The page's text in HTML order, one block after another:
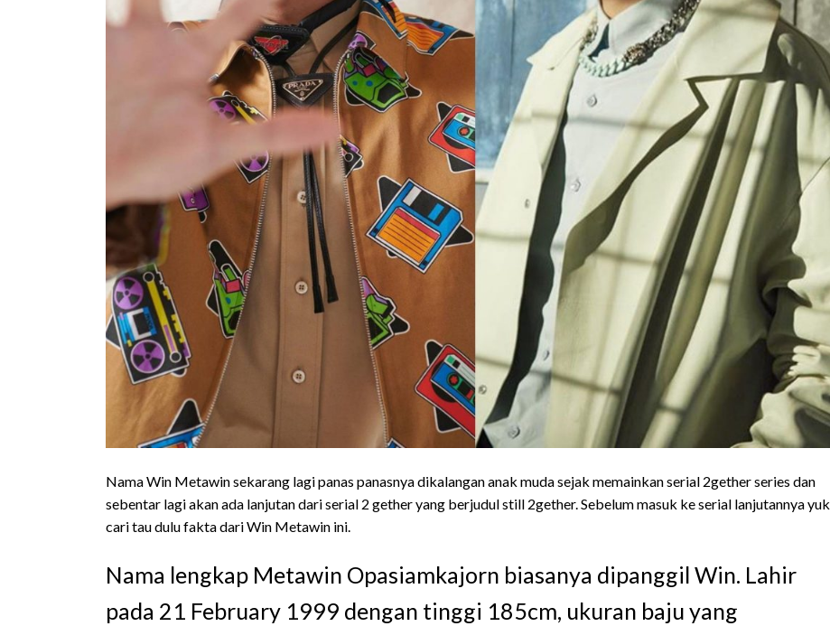
Nama Win Metawin sekarang lagi panas panasnya dikalangan anak muda sejak memainkan serial 2gether series dan
sebentar lagi akan ada lanjutan dari serial 2 gether yang berjudul still 2gether. Sebelum masuk ke serial lanjutannya yuk
cari tau dulu fakta dari Win Metawin ini.
Nama lengkap Metawin Opasiamkajorn biasanya dipanggil Win. Lahir
pada 21 February 1999 dengan tinggi 185cm, ukuran baju yang